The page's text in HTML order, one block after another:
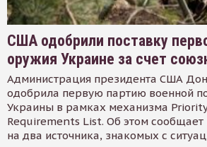
США одобрили поставку
оружия Украине за счет
Администрация президента США
одобрила первую партию военной
Украины в рамках механизма
Requirements List. Об этом сообщает
на два источника, знакомых с